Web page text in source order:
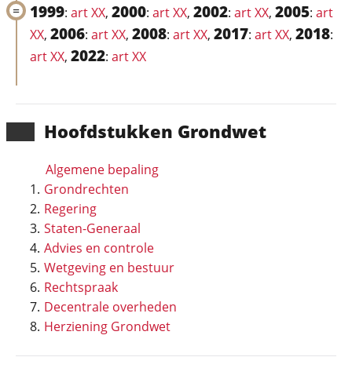
Hoofd­stukken Grondwet
Algemene bepaling
Grondrechten
Regering
Staten-Generaal
Advies en controle
Wetgeving en bestuur
Rechtspraak
Decentrale overheden
Herziening Grondwet
1999: art XX, 2000: art XX, 2002: art XX, 2005: art
XX, 2006: art XX, 2008: art XX, 2017: art XX, 2018:
art XX, 2022: art XX